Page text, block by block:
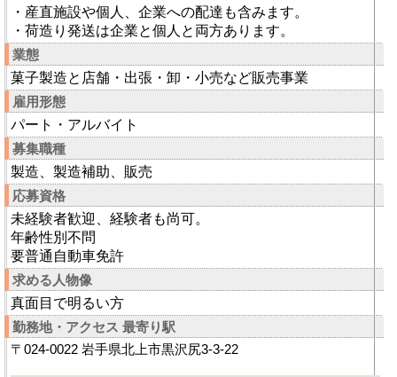
・産直施設や個人、企業への配達も含みます。
・荷造り発送は企業と個人と両方あります。
業態
菓子製造と店舗・出張・卸・小売など販売事業
雇用形態
パート・アルバイト
募集職種
製造、製造補助、販売
応募資格
未経験者歓迎、経験者も尚可。
年齢性別不問
要普通自動車免許
求める人物像
真面目で明るい方
勤務地・アクセス 最寄り駅
〒024-0022 岩手県北上市黒沢尻3-3-22